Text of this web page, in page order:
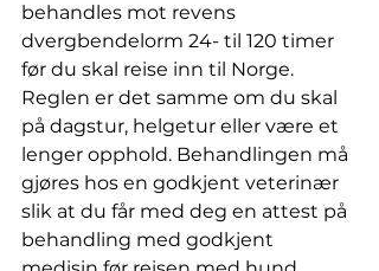
behandles mot revens
dvergbendelorm 24- til 120 timer
før du skal reise inn til Norge.
Reglen er det samme om du skal
på dagstur, helgetur eller være et
lenger opphold. Behandlingen må
gjøres hos en godkjent veterinær
slik at du får med deg en attest på
behandling med godkjent